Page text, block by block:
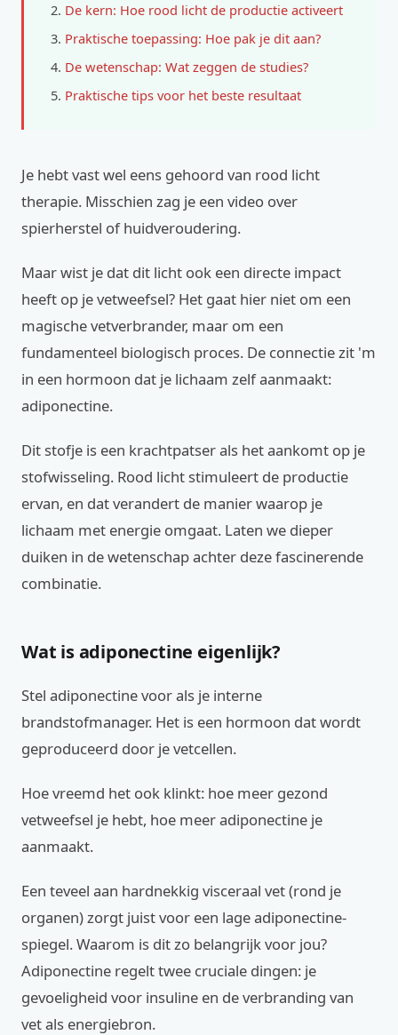
De kern: Hoe rood licht de productie activeert
Praktische toepassing: Hoe pak je dit aan?
De wetenschap: Wat zeggen de studies?
Praktische tips voor het beste resultaat
Je hebt vast wel eens gehoord van rood licht
therapie. Misschien zag je een video over
spierherstel of huidveroudering.
Maar wist je dat dit licht ook een directe impact
heeft op je vetweefsel? Het gaat hier niet om een
magische vetverbrander, maar om een
fundamenteel biologisch proces. De connectie zit 'm
in een hormoon dat je lichaam zelf aanmaakt:
adiponectine.
Dit stofje is een krachtpatser als het aankomt op je
stofwisseling. Rood licht stimuleert de productie
ervan, en dat verandert de manier waarop je
lichaam met energie omgaat. Laten we dieper
duiken in de wetenschap achter deze fascinerende
combinatie.
Wat is adiponectine eigenlijk?
Stel adiponectine voor als je interne
brandstofmanager. Het is een hormoon dat wordt
geproduceerd door je vetcellen.
Hoe vreemd het ook klinkt: hoe meer gezond
vetweefsel je hebt, hoe meer adiponectine je
aanmaakt.
Een teveel aan hardnekkig visceraal vet (rond je
organen) zorgt juist voor een lage adiponectine-
spiegel. Waarom is dit zo belangrijk voor jou?
Adiponectine regelt twee cruciale dingen: je
gevoeligheid voor insuline en de verbranding van
vet als energiebron.